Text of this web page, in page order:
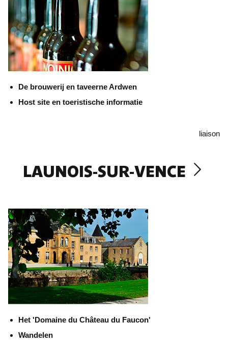
De brouwerij en taveerne Ardwen
Host site en toeristische informatie
liaison
LAUNOIS-SUR-VENCE
Het 'Domaine du Château du Faucon'
Wandelen